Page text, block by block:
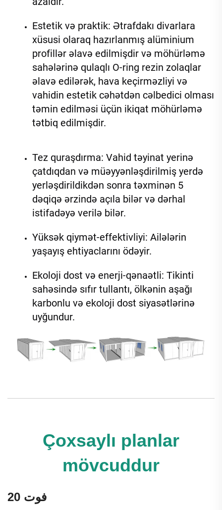
Estetik və praktik: Ətrafdakı divarlara
xüsusi olaraq hazırlanmış alüminium
profillər əlavə edilmişdir və möhürləmə
sahələrinə qulaqlı O-ring rezin zolaqlar
əlavə edilərək, hava keçirməzliyi və
vahidin estetik cəhətdən cəlbedici olması
təmin edilməsi üçün ikiqat möhürləmə
tətbiq edilmişdir.
Tez quraşdırma: Vahid təyinat yerinə
çatdıqdan və müəyyənləşdirilmiş yerdə
yerləşdirildikdən sonra təxminən 5
dəqiqə ərzində açıla bilər və dərhal
istifadəyə verilə bilər.
Yüksək qiymət-effektivliyi: Ailələrin
yaşayış ehtiyaclarını ödəyir.
Ekoloji dost və enerji-qənaətli: Tikinti
sahəsində sıfır tullantı, ölkənin aşağı
karbonlu və ekoloji dost siyasətlərinə
uyğundur.
Çoxsaylı planlar
mövcuddur
20 فوت